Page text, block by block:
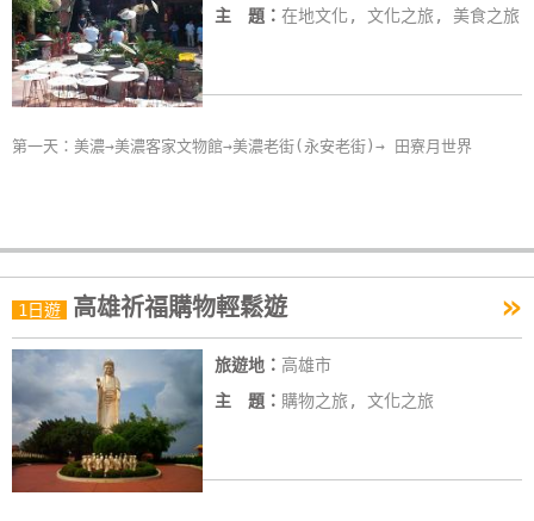
主 題： 在地文化, 文化之旅, 美食之旅
第一天：美濃→美濃客家文物館→美濃老街(永安老街)→ 田寮月世界
1日遊 高雄祈福購物輕鬆遊 »
旅遊地： 高雄市
主 題： 購物之旅, 文化之旅